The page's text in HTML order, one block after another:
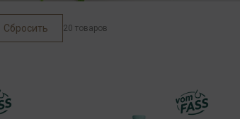
Сбросить 20 товаров